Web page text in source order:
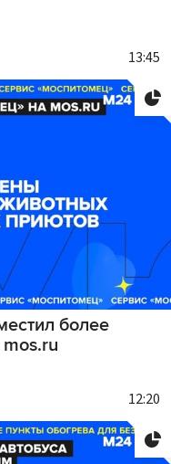
более
13:45
12:20